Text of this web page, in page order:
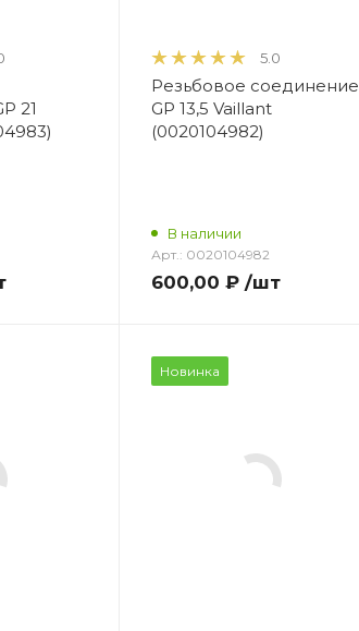
21
5.0
Резьбовое соединение
GP 13,5 Vaillant
(0020104982)
В наличии
Арт.: 0020104982
600,00 ₽/шт
Новинка